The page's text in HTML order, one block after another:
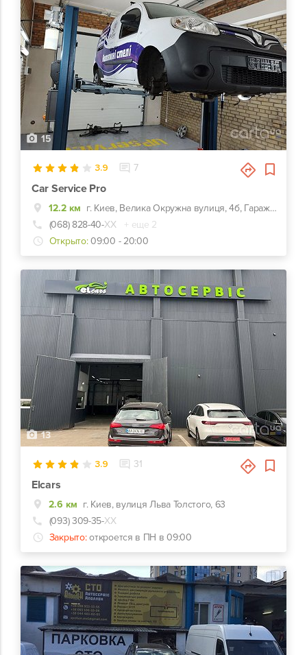
15
3.9 7
Car Service Pro
12.2 км
г. Киев, Велика Окружна вулиця, 4б, Гаражный кооператив Березка-2
(068) 828-40-ХХ
+ еще 2
Открыто: 09:00 - 20:00
13
3.9 31
Elcars
2.6 км г. Киев, вулиця Льва Толстого, 63
(093) 309-35-ХХ
Закрыто: откроется в ПН в 09:00